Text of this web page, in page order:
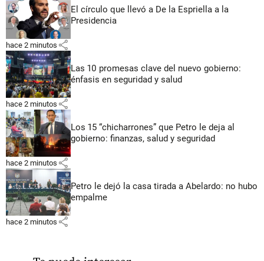
El círculo que llevó a De la Espriella a la
Presidencia
hace 2 minutos share
Las 10 promesas clave del nuevo gobierno:
énfasis en seguridad y salud
hace 2 minutos share
Los 15 “chicharrones” que Petro le deja al
gobierno: finanzas, salud y seguridad
hace 2 minutos share
Petro le dejó la casa tirada a Abelardo: no hubo
empalme
hace 2 minutos share